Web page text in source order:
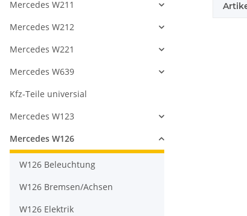
Mercedes W211
Mercedes W212
Mercedes W221
Mercedes W639
Kfz-Teile universial
Mercedes W123
Mercedes W126
W126 Beleuchtung
W126 Bremsen/Achsen
W126 Elektrik